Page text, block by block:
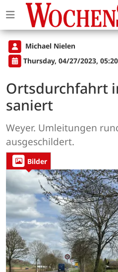
Michael Nielen
Thursday, 04/27/2023,
Ortsdurchfahrt
saniert
Weyer. Umleitungen
ausgeschildert.
Bilder